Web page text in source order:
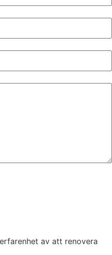
av att renovera